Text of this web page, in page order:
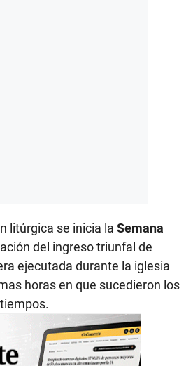
litúrgica se inicia la Semana
del ingreso triunfal de
ejecutada durante la iglesia
horas en que sucedieron los